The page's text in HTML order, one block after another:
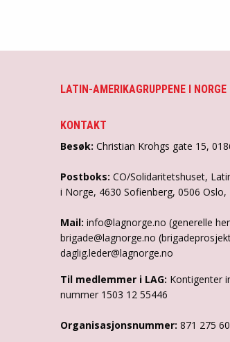
LATIN-AMERIKAGRUPPENE I NORGE
KONTAKT
Besøk: Christian Krohgs gate 15,
Postboks: CO/Solidaritetshuset,
i Norge, 4630 Sofienberg, 0506 Oslo,
Mail: info@lagnorge.no (generelle
brigade@lagnorge.no
daglig.leder@lagnorge.no
Til medlemmer i LAG: Kontigenter
nummer 1503 12 55446
Organisasjonsnummer: 871 275